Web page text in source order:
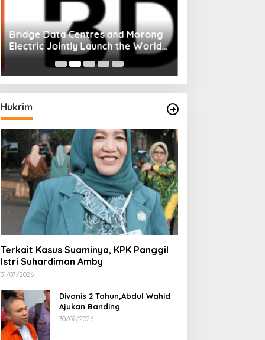
Bridge Data Centres and Morong
Electric Jointly Launch the World’s
First Fully Prefabricated Power
Module for AI Data Centres
Hukrim
Terkait Kasus Suaminya, KPK Panggil
Istri Suhardiman Amby
31/07/2026
Divonis 2 Tahun,Abdul Wahid
Ajukan Banding
30/07/2026